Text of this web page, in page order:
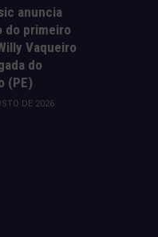
anuncia
do primeiro
Vaqueiro
do
(PE)
DE 2026